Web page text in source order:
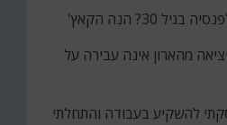
30? הנה הקאץ'
מהארון אינה עבירה על
להשקיע בעבודה והתחלתי